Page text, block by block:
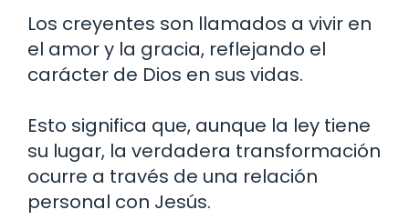
Los creyentes son llamados a vivir en
el amor y la gracia, reflejando el
carácter de Dios en sus vidas.
Esto significa que, aunque la ley tiene
su lugar, la verdadera transformación
ocurre a través de una relación
personal con Jesús.